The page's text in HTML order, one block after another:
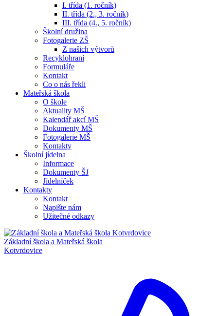
I. třída (1. ročník)
II. třída (2., 3. ročník)
III. třída (4., 5. ročník)
Školní družina
Fotogalerie ZŠ
Z našich výtvorů
Recyklohraní
Formuláře
Kontakt
Co o nás řekli
Mateřská škola
O škole
Aktuality MŠ
Kalendář akcí MŠ
Dokumenty MŠ
Fotogalerie MŠ
Kontakty
Školní jídelna
Informace
Dokumenty ŠJ
Jídelníček
Kontakty
Kontakt
Napište nám
Užitečné odkazy
Základní škola a Mateřská škola
Kotvrdovice